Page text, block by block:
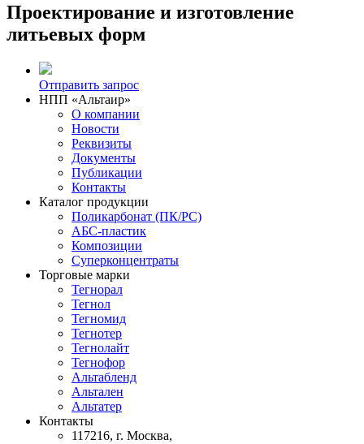
Проектирование и изготовление
литьевых форм
Отправить запрос
НПП «Альтаир»
О компании
Новости
Реквизиты
Документы
Публикации
Контакты
Каталог продукции
Поликарбонат (ПК/PC)
АБС-пластик
Композиции
Суперконцентраты
Торговые марки
Тегнорал
Тегнол
Тегномид
Тегнотер
Тегнолайт
Тегнофор
Альтабленд
Альтален
Альтатер
Контакты
117216, г. Москва,